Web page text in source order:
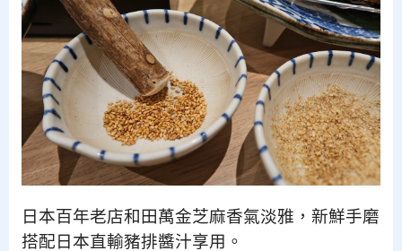
日本百年老店和田萬金芝麻香氣淡雅，新鮮手磨
搭配日本直輸豬排醬汁享用。